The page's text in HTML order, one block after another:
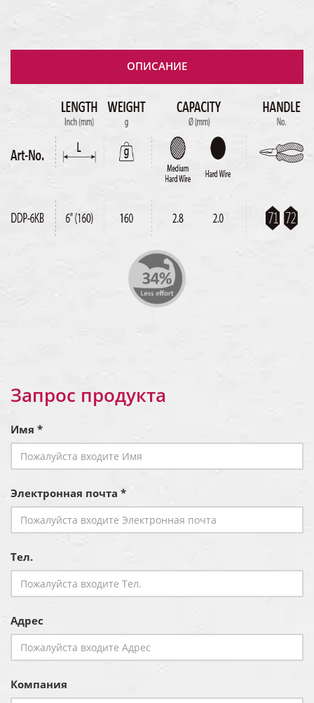
ОПИСАНИЕ
Запрос продукта
Имя *
Электронная почта *
Тел.
Адрес
Компания